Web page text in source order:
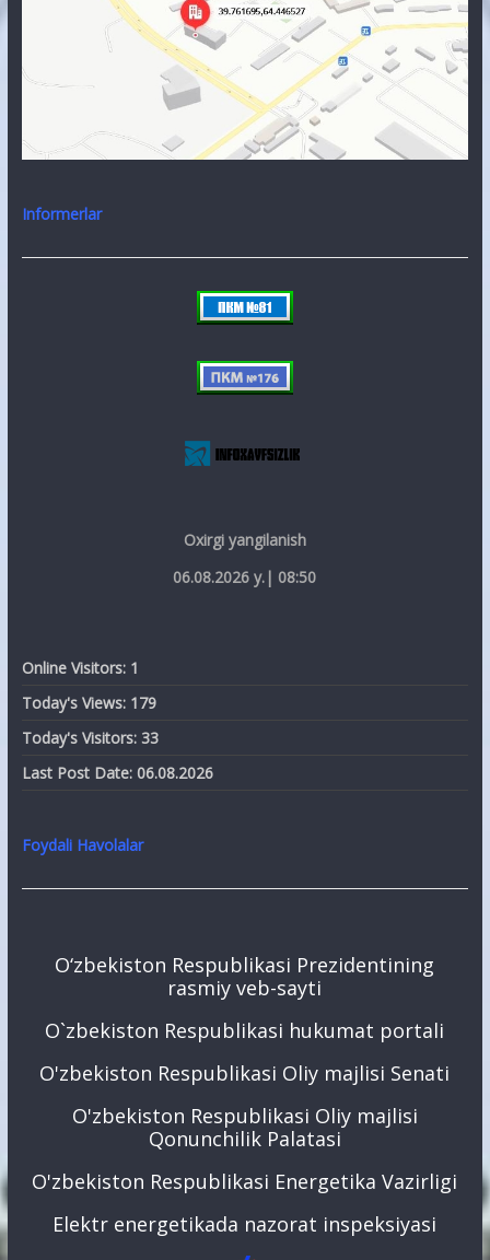
Informerlar
Oxirgi yangilanish
06.08.2026 y.| 08:50
Online Visitors: 1
Today's Views: 179
Today's Visitors: 33
Last Post Date: 06.08.2026
Foydali Havolalar
O‘zbekiston Respublikasi Prezidentining
rasmiy veb-sayti
O`zbekiston Respublikasi hukumat portali
O'zbekiston Respublikasi Oliy majlisi Senati
O'zbekiston Respublikasi Oliy majlisi
Qonunchilik Palatasi
O'zbekiston Respublikasi Energetika Vazirligi
Elektr energetikada nazorat inspeksiyasi